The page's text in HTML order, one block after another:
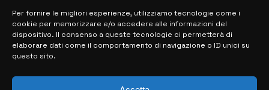
Per fornire le migliori esperienze, utilizziamo tecnologie come i
cookie per memorizzare e/o accedere alle informazioni del
dispositivo. Il consenso a queste tecnologie ci permetterà di
elaborare dati come il comportamento di navigazione o ID unici su
questo sito.
MAPPA DEL SITO
> NOTIZIE